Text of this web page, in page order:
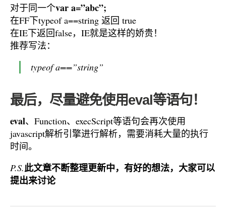
对于同一个var a=”abc”;
在FF下typeof a==string 返回 true
在IE下返回false，IE就是这样的娇贵！
推荐写法：
typeof a==”string”
最后，尽量避免使用eval等语句！
eval、Function、execScript等语句会再次使用
javascript解析引擎进行解析，需要消耗大量的执行
时间。
P.S.此文章不断整理更新中，有好的想法，大家可以
提出来讨论